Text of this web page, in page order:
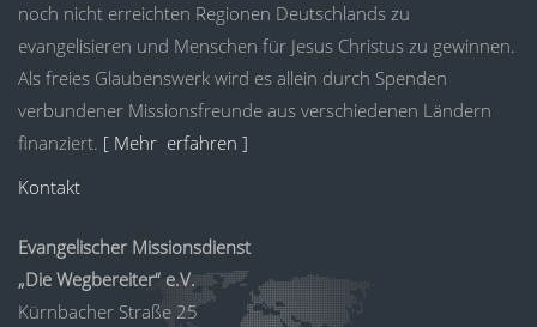
noch nicht erreichten Regionen Deutschlands zu
evangelisieren und Menschen für Jesus Christus zu gewinnen.
Als freies Glaubenswerk wird es allein durch Spenden
verbundener Missionsfreunde aus verschiedenen Ländern
finanziert. [ Mehr erfahren ]
Kontakt
Evangelischer Missionsdienst
„Die Wegbereiter“ e.V.
Kürnbacher Straße 25